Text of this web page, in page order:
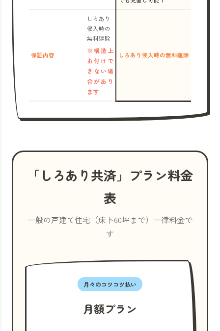
保証内容
しろあり
侵入時の
無料駆除
※構造上
お付けで
きない場
合があり
ます
しろあり侵入時の無料駆除
「しろあり共済」プラン料金
表
一般の戸建て住宅（床下60坪まで）一律料金で
す
月々のコツコツ払い
月額プラン